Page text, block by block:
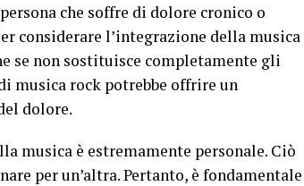
che soffre di dolore cronico o
considerare l’integrazione della musica
se non sostituisce completamente gli
musica rock potrebbe offrire un
dolore.
musica è estremamente personale. Ciò
per un’altra. Pertanto, è fondamentale